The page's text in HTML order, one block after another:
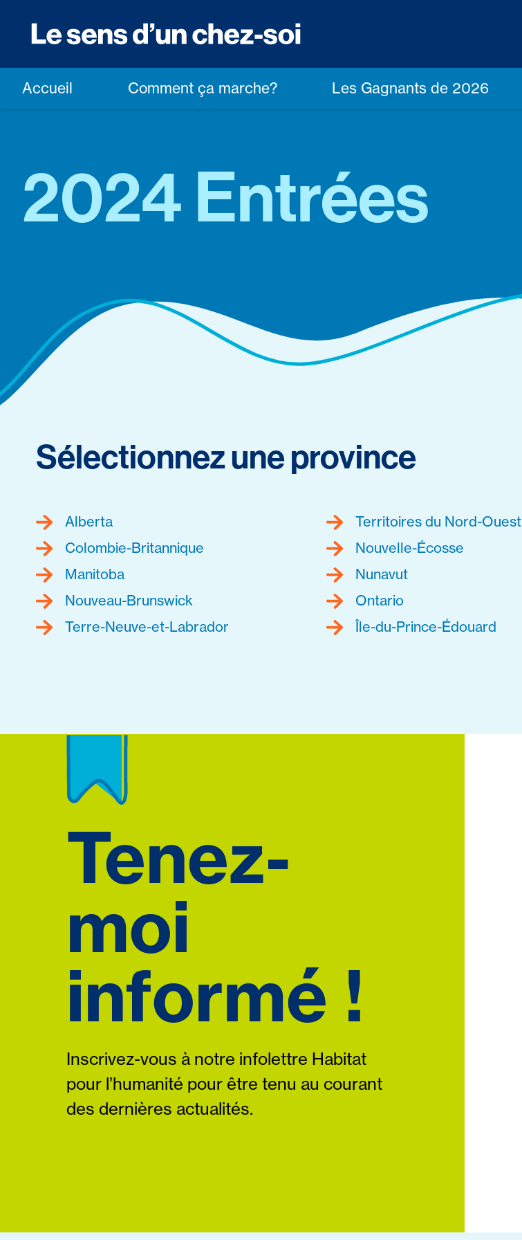
Accueil Comment ça marche? Les Gagnants de 2026
2024 Entrées
Sélectionnez une province
Alberta
Colombie-Britannique
Manitoba
Nouveau-Brunswick
Terre-Neuve-et-Labrador
Territoires du Nord-Ouest
Nouvelle-Écosse
Nunavut
Ontario
Île-du-Prince-Édouard
Tenez-
moi
informé !
Inscrivez-vous à notre infolettre Habitat
pour l’humanité pour être tenu au courant
des dernières actualités.